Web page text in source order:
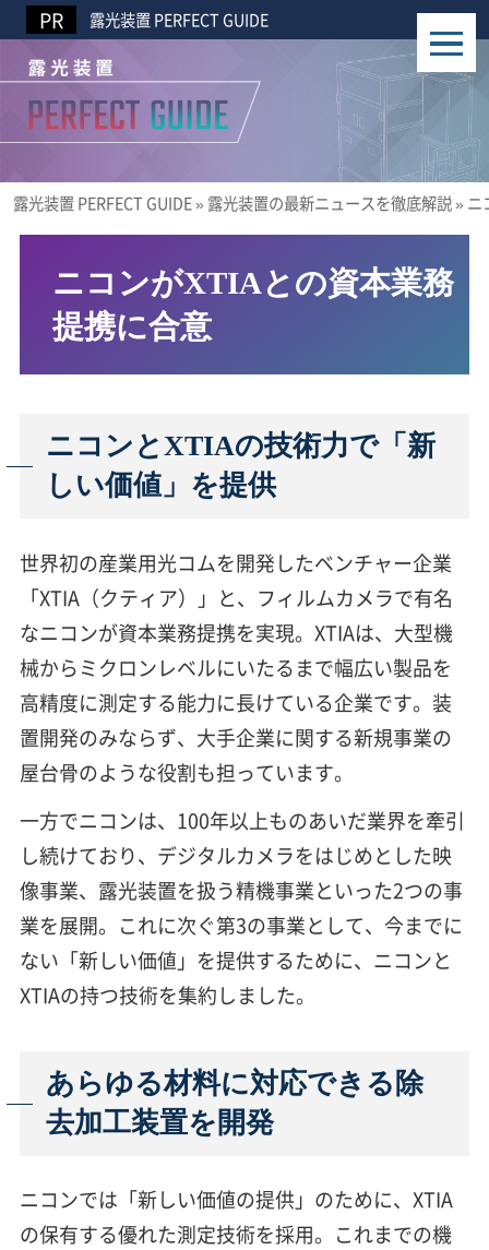
露光装置 PERFECT GUIDE
露光装置 PERFECT GUIDE» 露光装置の最新ニュースを徹底解説» ニ
ニコンがXTIAとの資本業務
提携に合意
ニコンとXTIAの技術力で「新
しい価値」を提供
世界初の産業用光コムを開発したベンチャー企業
「XTIA（クティア）」と、フィルムカメラで有名
なニコンが資本業務提携を実現。XTIAは、大型機
械からミクロンレベルにいたるまで幅広い製品を
高精度に測定する能力に長けている企業です。装
置開発のみならず、大手企業に関する新規事業の
屋台骨のような役割も担っています。
一方でニコンは、100年以上ものあいだ業界を牽引
し続けており、デジタルカメラをはじめとした映
像事業、露光装置を扱う精機事業といった2つの事
業を展開。これに次ぐ第3の事業として、今までに
ない「新しい価値」を提供するために、ニコンと
XTIAの持つ技術を集約しました。
あらゆる材料に対応できる除
去加工装置を開発
ニコンでは「新しい価値の提供」のために、XTIA
の保有する優れた測定技術を採用。これまでの機